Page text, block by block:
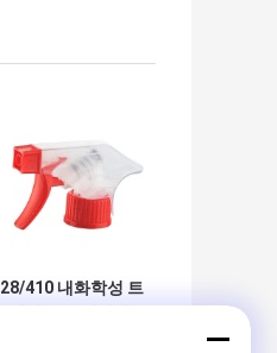
28/410 내화학성 트